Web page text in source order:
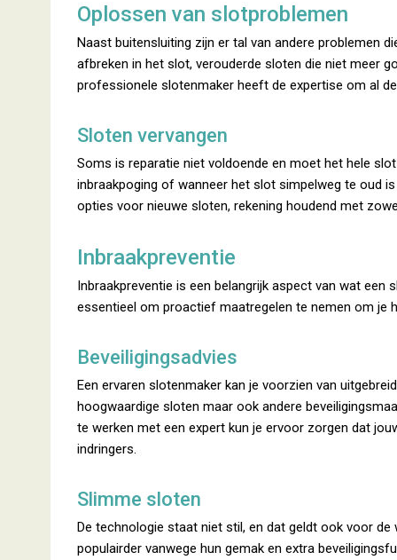
Oplossen van slotproblemen
Naast buitensluiting zijn er tal van andere problemen
afbreken in het slot, verouderde sloten die niet meer
professionele slotenmaker heeft de expertise om al
Sloten vervangen
Soms is reparatie niet voldoende en moet het hele
inbraakpoging of wanneer het slot simpelweg te oud
opties voor nieuwe sloten, rekening houdend met
Inbraakpreventie
Inbraakpreventie is een belangrijk aspect van wat
essentieel om proactief maatregelen te nemen om je
Beveiligingsadvies
Een ervaren slotenmaker kan je voorzien van
hoogwaardige sloten maar ook andere
te werken met een expert kun je ervoor zorgen dat
indringers.
Slimme sloten
De technologie staat niet stil, en dat geldt ook voor
populairder vanwege hun gemak en extra